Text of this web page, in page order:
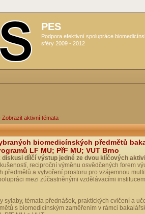
PES
Podpora efektivní spolupráce
sféry 2009 - 2012
Zobrazit aktivní témata
biomedicínských předmětů
LF MU; PřF MU; VUT Brno
diskusi dílčí výstup jedné ze dvou klíčových
reciproční výměnu osvědčených forem
předmětů a vytvoření prostoru pro vzájemnou
mezi zúčastněnými vzdělávacími
sylaby, témata přednášek, praktických cvičení a
s biomedicínským zaměřením v rámci